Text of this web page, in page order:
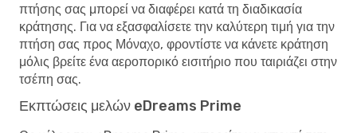
πτήσης σας μπορεί να διαφέρει κατά τη διαδικασία
κράτησης. Για να εξασφαλίσετε την καλύτερη τιμή για την
πτήση σας προς Μόναχο, φροντίστε να κάνετε κράτηση
μόλις βρείτε ένα αεροπορικό εισιτήριο που ταιριάζει στην
τσέπη σας.
Εκπτώσεις μελών eDreams Prime